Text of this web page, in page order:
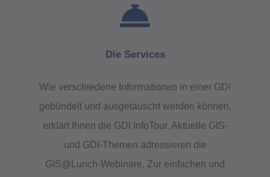
Die Services
Wie verschiedene Informationen in einer GDI
gebündelt und ausgetauscht werden können,
erklärt Ihnen die GDI InfoTour. Aktuelle GIS-
und GDI-Themen adressieren die
GIS@Lunch-Webinare. Zur einfachen und